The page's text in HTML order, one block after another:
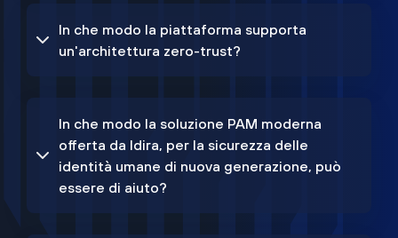
In che modo la piattaforma supporta
un'architettura zero-trust?
In che modo la soluzione PAM moderna
offerta da Idira, per la sicurezza delle
identità umane di nuova generazione, può
essere di aiuto?